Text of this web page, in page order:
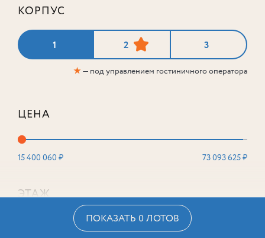
КОРПУС
1 2 3
★— под управлением гостиничного оператора
ЦЕНА
15 400 060 ₽ 73 093 625 ₽
ЭТАЖ
ПОКАЗАТЬ 0 ЛОТОВ